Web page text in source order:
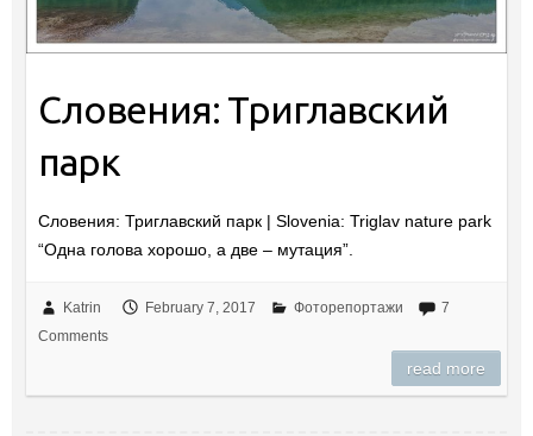
Словения: Триглавский
парк
Словения: Триглавский парк | Slovenia: Triglav nature park
“Одна голова хорошо, а две – мутация”.
Katrin February 7, 2017 Фоторепортажи
7
Comments
read more